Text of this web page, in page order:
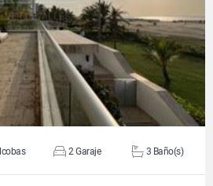
VER DETALLES
2 Garaje 3 Baño(s)